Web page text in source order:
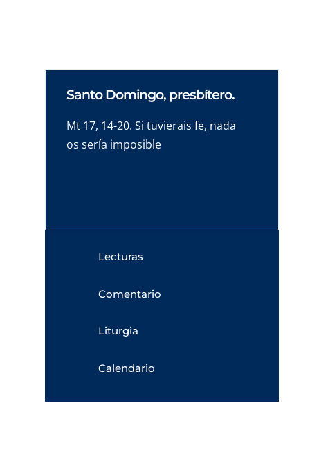
Santo Domingo, presbítero.
Mt 17, 14-20. Si tuvierais fe, nada
os sería imposible
Lecturas
Comentario
Liturgia
Calendario